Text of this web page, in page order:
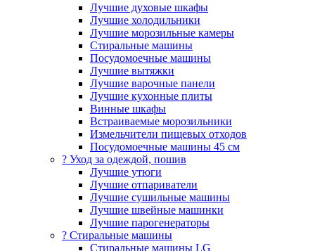
Лучшие духовые шкафы
Лучшие холодильники
Лучшие морозильные камеры
Стиральные машины
Посудомоечные машины
Лучшие вытяжки
Лучшие варочные панели
Лучшие кухонные плиты
Винные шкафы
Встраиваемые морозильники
Измельчители пищевых отходов
Посудомоечные машины 45 см
? Уход за одеждой, пошив
Лучшие утюги
Лучшие отпариватели
Лучшие сушильные машины
Лучшие швейные машинки
Лучшие парогенераторы
? Стиральные машины
Стиральные машины LG